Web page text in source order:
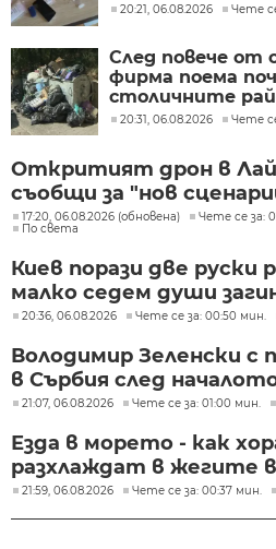
20:21, 06.08.2026 Чете
След повече от
фирма поема
столичните
"Подуяне" и
20:31, 06.08.2026 Чете
Откритият дрон в
съобщи за "нов
17:20, 06.08.2026 (обновена)
Чете се за:
По света
Киев порази две руски
малко седем души
20:36, 06.08.2026 Чете се за: 00:50 мин.
Володимир Зеленски с
в Сърбия след
21:07, 06.08.2026 Чете се за: 01:00 мин.
Езда в морето - как
разхлаждат в жегите
21:59, 06.08.2026 Чете се за: 00:37 мин.